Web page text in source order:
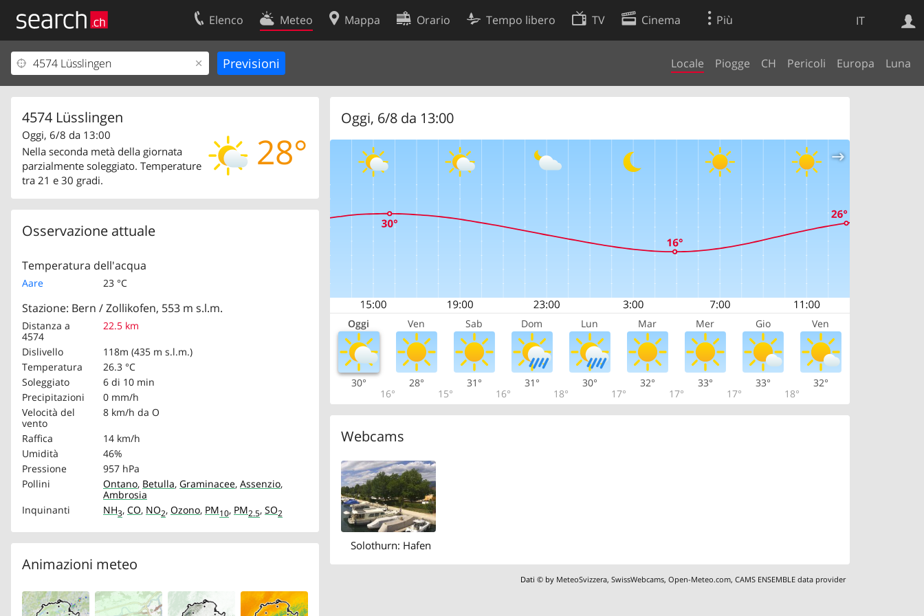
IT
Elenco Meteo Mappa Orario Tempo libero TV Cinema Più
Locale Piogge CH Pericoli Europa Luna
4574 Lüsslingen
28°
Oggi, 6/8 da 13:00
Nella seconda metà della giornata
parzialmente soleggiato. Temperature
tra 21 e 30 gradi.
Osservazione attuale
Temperatura dell'acqua
Aare 23 °C
Stazione: Bern / Zollikofen, 553 m s.l.m.
Distanza a
4574
22.5 km
Dislivello
118m (435 m s.l.m.)
Temperatura
26.3 °C
Soleggiato
6 di 10 min
Precipitazioni
0 mm/h
Velocità del
vento
8 km/h da O
Raffica
14 km/h
Umidità
46%
Pressione
957 hPa
Pollini
Ontano, Betulla, Graminacee, Assenzio,
Ambrosia
Inquinanti
NH3, CO, NO2, Ozono, PM10, PM2.5, SO2
Animazioni meteo
Oggi, 6/8 da 13:00
Oggi Ven Sab Dom Lun Mar Mer Gio Ven
30°
16°
28°
15°
31°
16°
31°
18°
30°
17°
32°
17°
33°
17°
33°
18°
32°
Webcams
Solothurn: Hafen
Dati © by MeteoSvizzera,SwissWebcams,Open-Meteo.com,CAMS ENSEMBLE data provider
Ricerca Web
Il vostro profolio
Area clienti
Informazioni Legali
Contatti
Condizioni d’uso
Preferenze cookie